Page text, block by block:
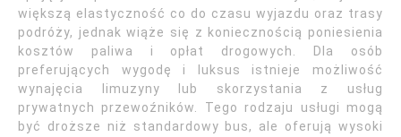
większą elastyczność co do czasu wyjazdu oraz trasy
podróży, jednak wiąże się z koniecznością poniesienia
kosztów paliwa i opłat drogowych. Dla osób
preferujących wygodę i luksus istnieje możliwość
wynajęcia limuzyny lub skorzystania z usług
prywatnych przewoźników. Tego rodzaju usługi mogą
być droższe niż standardowy bus, ale oferują wysoki